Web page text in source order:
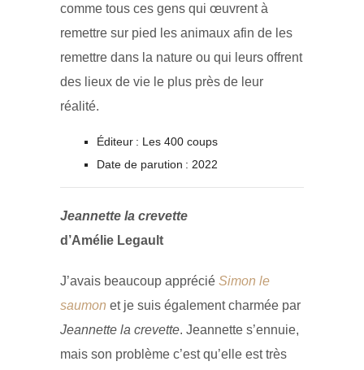
comme tous ces gens qui œuvrent à
remettre sur pied les animaux afin de les
remettre dans la nature ou qui leurs offrent
des lieux de vie le plus près de leur
réalité.
Éditeur : Les 400 coups
Date de parution : 2022
Jeannette la crevette
d’Amélie Legault
J’avais beaucoup apprécié Simon le
saumon et je suis également charmée par
Jeannette la crevette. Jeannette s’ennuie,
mais son problème c’est qu’elle est très